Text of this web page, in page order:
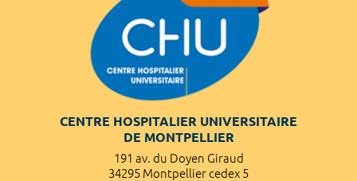
CENTRE HOSPITALIER UNIVERSITAIRE
DE MONTPELLIER
191 av. du Doyen Giraud
34295 Montpellier cedex 5